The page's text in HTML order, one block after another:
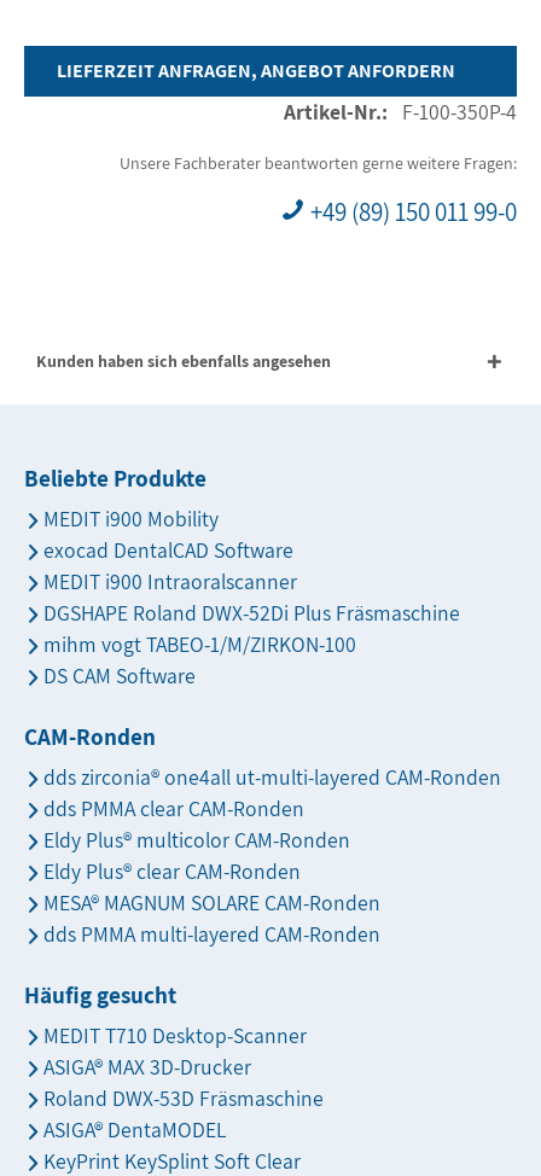
LIEFERZEIT ANFRAGEN, ANGEBOT ANFORDERN
Artikel-Nr.: F-100-350P-4
Unsere Fachberater beantworten gerne weitere Fragen:
+49 (89) 150 011 99-0
Kunden haben sich ebenfalls angesehen
Beliebte Produkte
MEDIT i900 Mobility
exocad DentalCAD Software
MEDIT i900 Intraoralscanner
DGSHAPE Roland DWX-52Di Plus Fräsmaschine
mihm vogt TABEO-1/M/ZIRKON-100
DS CAM Software
CAM-Ronden
dds zirconia® one4all ut-multi-layered CAM-Ronden
dds PMMA clear CAM-Ronden
Eldy Plus® multicolor CAM-Ronden
Eldy Plus® clear CAM-Ronden
MESA® MAGNUM SOLARE CAM-Ronden
dds PMMA multi-layered CAM-Ronden
Häufig gesucht
MEDIT T710 Desktop-Scanner
ASIGA® MAX 3D-Drucker
Roland DWX-53D Fräsmaschine
ASIGA® DentaMODEL
KeyPrint KeySplint Soft Clear